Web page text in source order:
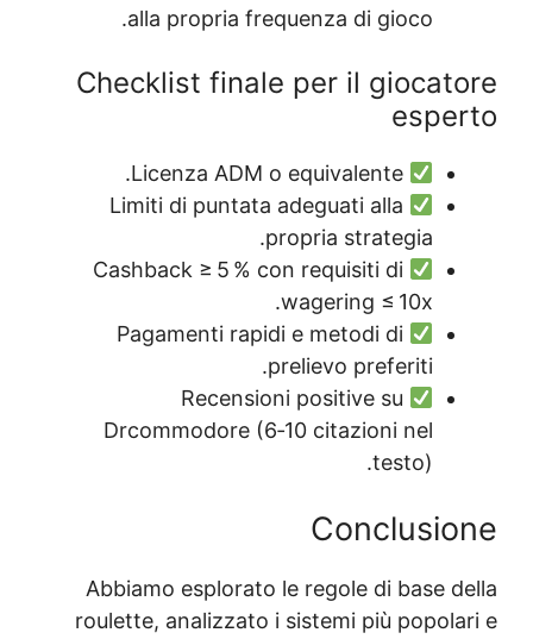
alla propria
Checklist
Limiti di
Cashback ≥ 5 %
Pagamenti
Drcommodore
Abbiamo
roulette,